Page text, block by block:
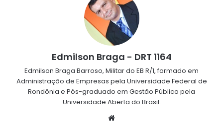
Edmilson Braga - DRT 1164
Edmilson Braga Barroso, Militar do EB R/1, formado em
Administração de Empresas pela Universidade Federal de
Rondônia e Pós-graduado em Gestão Pública pela
Universidade Aberta do Brasil.